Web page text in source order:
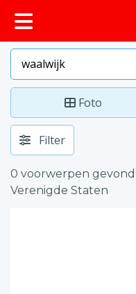
Foto
Filter
0 voorwerpen
Verenigde Staten